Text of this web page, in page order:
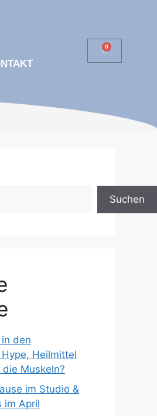
0
Suchen
den
Heilmittel
Muskeln?
im Studio &
im April